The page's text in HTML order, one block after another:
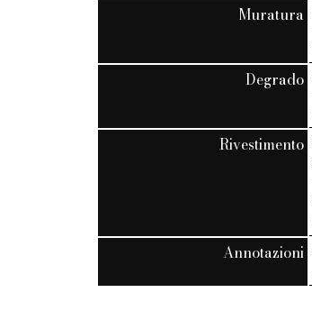
Muratura
Degrado
Rivestimento
Annotazioni